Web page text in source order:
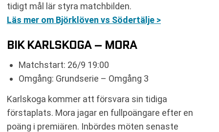
tidigt mål lär styra matchbilden.
Läs mer om Björklöven vs Södertälje >
BIK KARLSKOGA – MORA
Matchstart: 26/9 19:00
Omgång: Grundserie – Omgång 3
Karlskoga kommer att försvara sin tidiga
förstaplats. Mora jagar en fullpoängare efter en
poäng i premiären. Inbördes möten senaste